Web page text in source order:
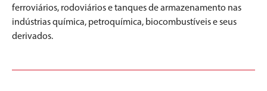
ferroviários, rodoviários e tanques de armazenamento nas
indústrias química, petroquímica, biocombustíveis e seus
derivados.